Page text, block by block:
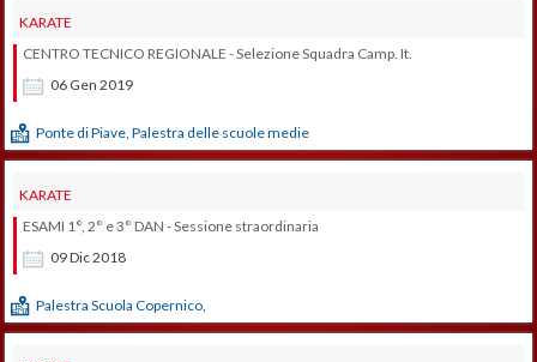
KARATE
06 Gen 2019
CENTRO TECNICO REGIONALE - Selezione Squadra Camp. It.
Ponte di Piave, Palestra delle scuole medie
KARATE
09Dic2018
ESAMI 1°, 2° e 3° DAN - Sessione straordinaria
Palestra Scuola Copernico,